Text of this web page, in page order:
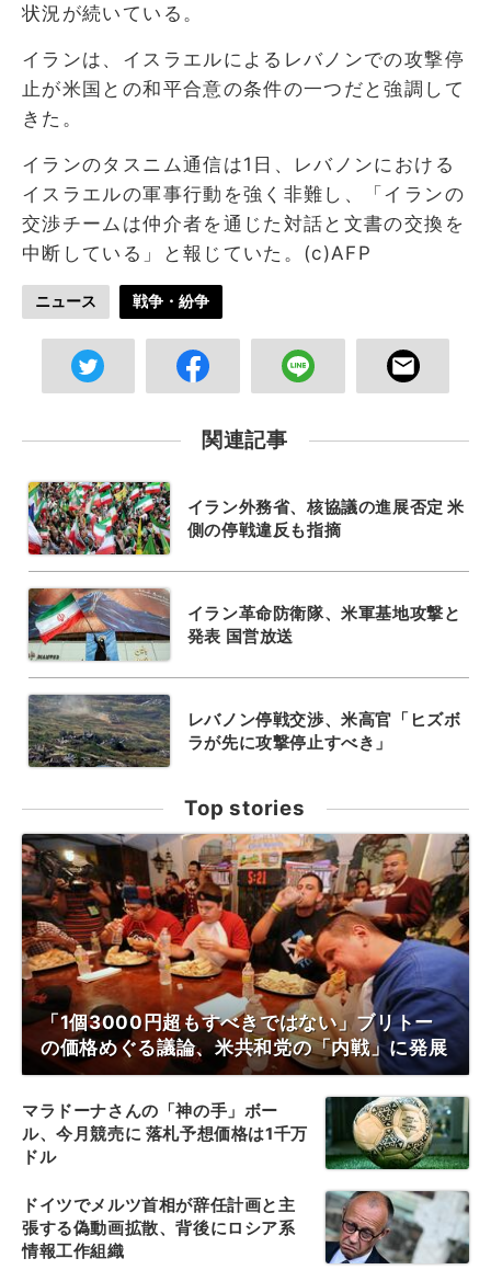
状況が続いている。
イランは、イスラエルによるレバノンでの攻撃停
止が米国との和平合意の条件の一つだと強調して
きた。
イランのタスニム通信は1日、レバノンにおける
イスラエルの軍事行動を強く非難し、「イランの
交渉チームは仲介者を通じた対話と文書の交換を
中断している」と報じていた。(c)AFP
ニュース 戦争・紛争
関連記事
イラン外務省、核協議の進展否定 米
側の停戦違反も指摘
イラン革命防衛隊、米軍基地攻撃と
発表 国営放送
レバノン停戦交渉、米高官「ヒズボ
ラが先に攻撃停止すべき」
Top stories
「1個3000円超もすべきではない」ブリトー
の価格めぐる議論、米共和党の「内戦」に発展
マラドーナさんの「神の手」ボー
ル、今月競売に 落札予想価格は1千万
ドル
ドイツでメルツ首相が辞任計画と主
張する偽動画拡散、背後にロシア系
情報工作組織